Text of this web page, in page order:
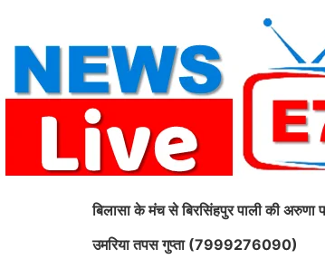
content
बिलासा के मंच से बिरसिंहपुर पाली की अरुणा
उमरिया तपस गुप्ता (7999276090)